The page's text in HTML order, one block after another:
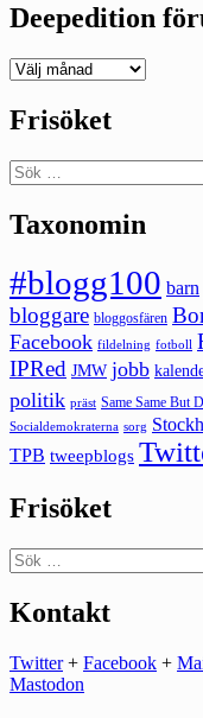
Deepedition
Deepedition
Frisöket
Sök
efter:
Taxonomin
#blogg100 barn
bloggare bloggosfären
Facebook fildelning fotboll
IPRed JMW jobb
politik präst Same Same But
Socialdemokraterna sorg
TPB tweepblogs
Frisöket
Sök
efter:
Kontakt
Twitter+ Facebook +
Mastodon